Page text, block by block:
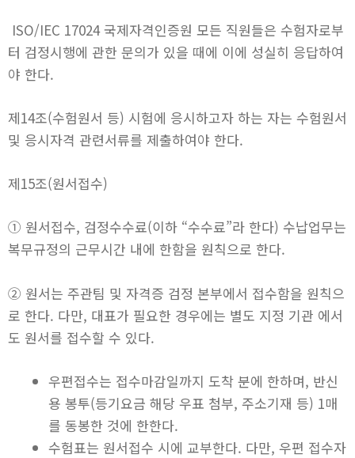
ISO/IEC 17024 국제자격인증원 모든 직원들은 수험자로부
터 검정시행에 관한 문의가 있을 때에 이에 성실히 응답하여
야 한다.
제14조(수험원서 등) 시험에 응시하고자 하는 자는 수험원서
및 응시자격 관련서류를 제출하여야 한다.
제15조(원서접수)
① 원서접수, 검정수수료(이하 “수수료”라 한다) 수납업무는
복무규정의 근무시간 내에 한함을 원칙으로 한다.
② 원서는 주관팀 및 자격증 검정 본부에서 접수함을 원칙으
로 한다. 다만, 대표가 필요한 경우에는 별도 지정 기관 에서
도 원서를 접수할 수 있다.
우편접수는 접수마감일까지 도착 분에 한하며, 반신
용 봉투(등기요금 해당 우표 첨부, 주소기재 등) 1매
를 동봉한 것에 한한다.
수험표는 원서접수 시에 교부한다. 다만, 우편 접수자